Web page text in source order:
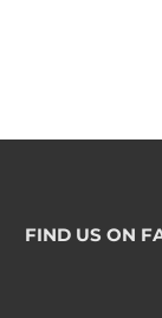
FIND US ON